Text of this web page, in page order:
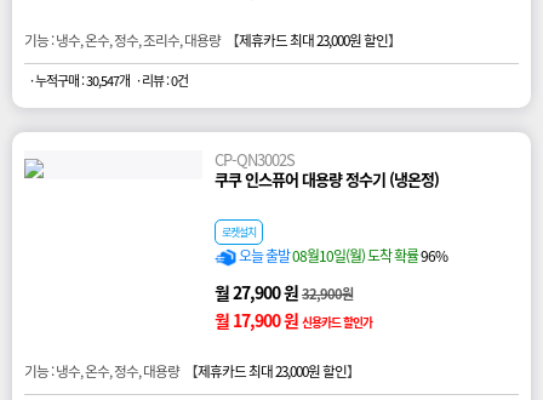
기능 : 냉수, 온수, 정수, 조리수, 대용량 【제휴카드 최대 23,000원 할인】
· 누적구매 : 30,547개 · 리뷰 : 0건
CP-QN3002S
쿠쿠 인스퓨어 대용량 정수기 (냉온정)
로켓설치
오늘 출발08월10일(월) 도착 확률96%
월 27,900 원32,900원
월 17,900 원 신용카드 할인가
기능 : 냉수, 온수, 정수, 대용량 【제휴카드 최대 23,000원 할인】